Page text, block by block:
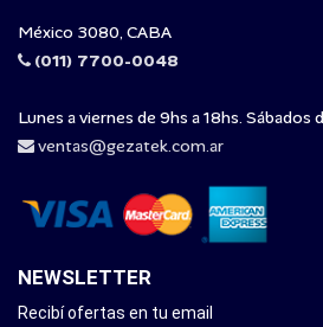
México 3080, CABA
(011) 7700-0048
Lunes a viernes de 9hs a 18hs. Sábados
ventas@gezatek.com.ar
NEWSLETTER
Recibí ofertas en tu email